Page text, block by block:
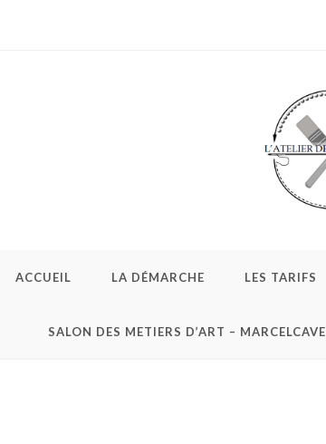
ACCUEIL LA DÉMARCHE LES TARIFS
SALON DES METIERS D’ART – MARCELCAVE